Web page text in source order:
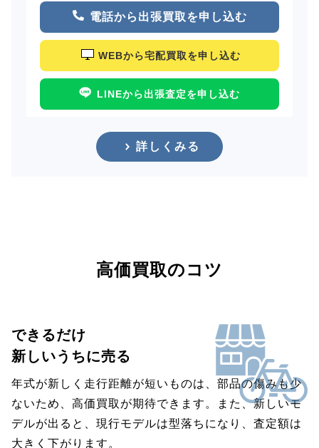
電話から出張買取を申し込む
WEBから宅配買取を申し込む
LINEから出張査定を申し込む
詳しくみる
高価買取のコツ
できるだけ
新しいうちに売る
年式が新しく走行距離が短いものは、部品の傷みも少
ないため、高価買取が期待できます。また、新しいモ
デルが出ると、現行モデルは型落ちになり、査定額は
大きく下がります。